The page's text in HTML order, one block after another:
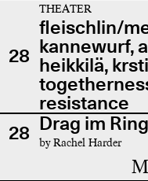
28
THEATER
fleischlin/
kannewurf,
heikkilä,
resistance
28 Drag im
by Rachel Harder